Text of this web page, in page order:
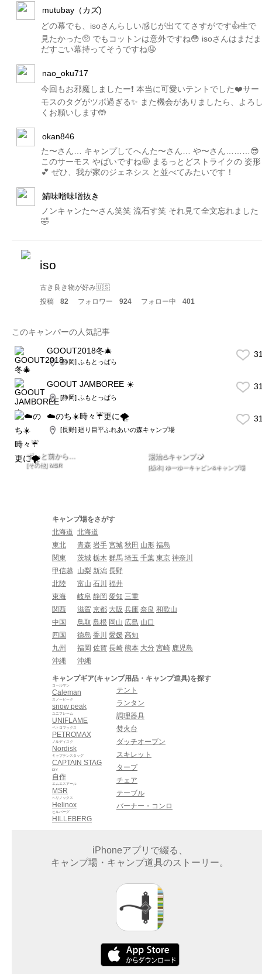
mutubay（カズ)
どの幕でも、isoさんらしい感じが出ててさすがです👍生で
見たかった🥺 でもコットンは意外ですね😳 isoさんはまだま
だすごい幕持ってそうですね🤤
nao_oku717
今回もお邪魔しましたー❗️ 本当に可愛いテントでした❤️サー
モスのタグがツボ過ぎる✨ また機会がありましたら、よろ
くお願いします🤲
okan846
た〜さん… キャンプしてへんた〜さん… や〜さん………😎
このサーモス やばいですね🤩 まるっとどストライクの 姿形
💕 ぜひ、我が家のジェネシス と並べてみたいです！
鯖味噌味噌抜き
ノンキャンた〜さん笑笑 流石す笑 それ見て全文忘れました
🤣
iso
古き良き物が好み🇺🇸
投稿
82 フォロワー 924 フォロー中 401
このキャンパーの人気記事
GOOUT2018冬🎄
[静岡] ふもとっぱら
GOOUT JAMBOREE ☀️
[静岡] ふもとっぱら
☁️のち☀️時々☔️更に🌪
[長野] 廻り目平ふれあいの森キャンプ場
ずっと前から…
[その他] MSR
湯治♨️キャンプ🏕
[栃木] ゆーゆーキャビン&キャンプ場
キャンプ場をさがす
北海道 北海道
東北
青森 岩手 宮城 秋田 山形 福島
関東
茨城 栃木 群馬 埼玉 千葉 東京 神奈川
甲信越
山梨 新潟 長野
北陸
富山 石川 福井
東海
岐阜 静岡 愛知 三重
関西
滋賀 京都 大阪 兵庫 奈良 和歌山
中国
鳥取 島根 岡山 広島 山口
四国
徳島 香川 愛媛 高知
九州
福岡 佐賀 長崎 熊本 大分 宮崎 鹿児島
沖縄
沖縄
キャンプギア(キャンプ用品・キャンプ道具)を探す
Caleman
コールマン
snow peak
スノーピーク
UNIFLAME
ユニフレーム
PETROMAX
ペトロマックス
Nordisk
ノルディスク
CAPTAIN STAG
キャプテンスタッグ
自作
DIY
MSR
エムエスアール
Helinox
ヘリノックス
HILLEBERG
ヒルバーグ
テント
ランタン
調理器具
焚火台
ダッチオーブン
スキレット
タープ
チェア
テーブル
バーナー・コンロ
iPhoneアプリで綴る、
キャンプ場・キャンプ道具のストーリー。